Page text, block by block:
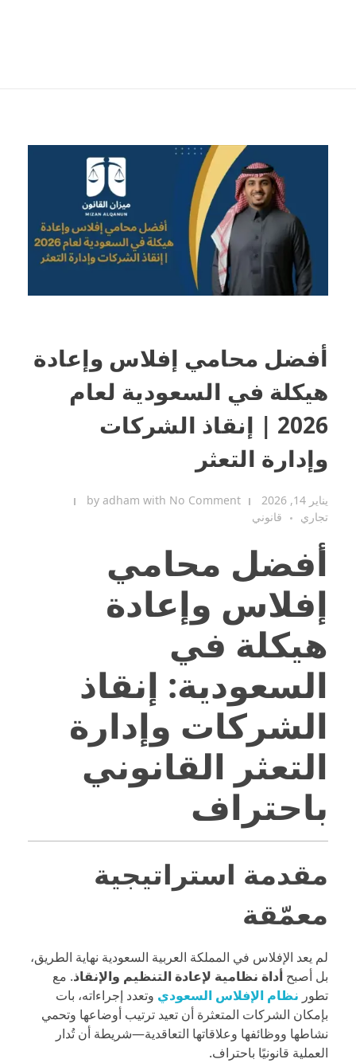
أفضل محامي إفلاس وإعادة
هيكلة في السعودية لعام
2026 | إنقاذ الشركات
وإدارة التعثر
يناير 14, 2026 by adham with No Comment
تجاري
قانوني
أفضل محامي
إفلاس وإعادة
هيكلة في
السعودية: إنقاذ
الشركات وإدارة
التعثر القانوني
باحتراف
مقدمة استراتيجية
معمّقة
لم يعد الإفلاس في المملكة العربية السعودية نهاية الطريق،
بل أصبح أداة نظامية لإعادة التنظيم والإنقاذ. مع
تطور نظام الإفلاس السعودي وتعدد إجراءاته، بات
بإمكان الشركات المتعثرة أن تعيد ترتيب أوضاعها وتحمي
نشاطها ووظائفها وعلاقاتها التعاقدية—شريطة أن تُدار
العملية قانونيًا باحتراف.